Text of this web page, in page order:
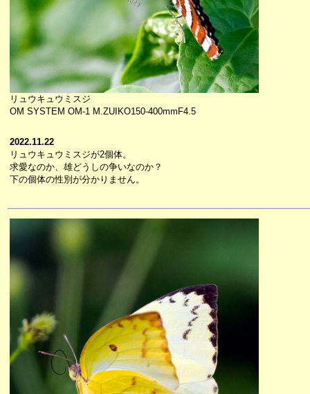
リュウキュウミスジ
OM SYSTEM OM-1 M.ZUIKO150-400mmF4.5
2022.11.22
リュウキュウミスジが2個体。
求愛なのか、雄どうしの争いなのか？
下の個体の性別が分かりません。